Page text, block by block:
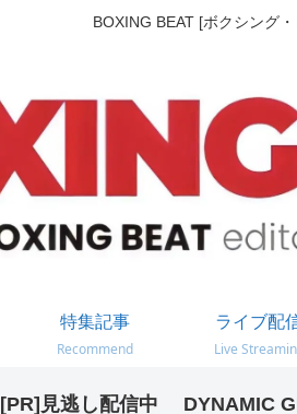
BOXING BEAT [ボクシング
特集記事
Recommend
ライブ配
Live
[PR]見逃し配信中 DYNAMIC